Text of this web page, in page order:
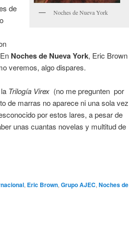
Noches de Nueva York
de
Noches de Nueva York, Eric Brown
veremos, algo dispares.
Trilogía Virex (no me pregunten por
de marras no aparece ni una sola vez
por estos lares, a pesar de
unas cuantas novelas y multitud de
, Eric Brown, Grupo AJEC, Noches de